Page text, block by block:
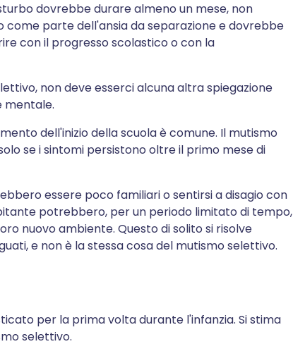
dovrebbe durare almeno un mese, non
parte dell'ansia da separazione e dovrebbe
con il progresso scolastico o con la
non deve esserci alcuna altra spiegazione
mentale.
dell'inizio della scuola è comune. Il mutismo
se i sintomi persistono oltre il primo mese di
essere poco familiari o sentirsi a disagio con
potrebbero, per un periodo limitato di tempo,
nuovo ambiente. Questo di solito si risolve
e non è la stessa cosa del mutismo selettivo.
per la prima volta durante l'infanzia. Si stima
selettivo.